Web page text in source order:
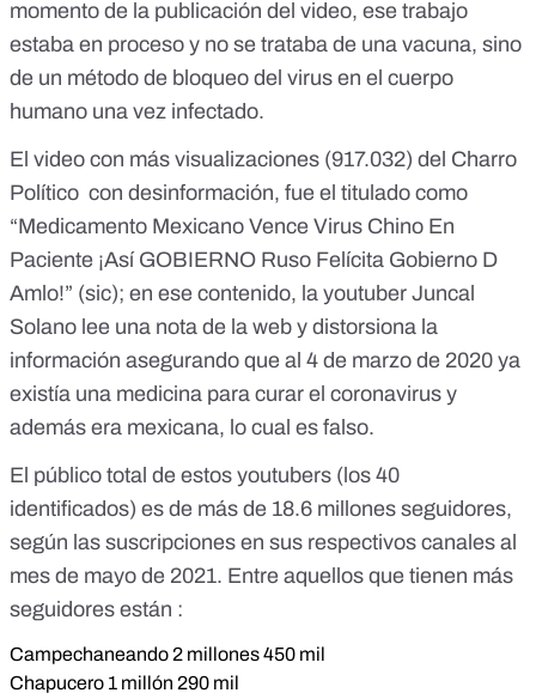
momento de la publicación del video, ese trabajo
estaba en proceso y no se trataba de una vacuna, sino
de un método de bloqueo del virus en el cuerpo
humano una vez infectado.
El video con más visualizaciones (917.032) del Charro
Político con desinformación, fue el titulado como
“Medicamento Mexicano Vence Virus Chino En
Paciente ¡Así GOBIERNO Ruso Felícita Gobierno D
Amlo!” (sic); en ese contenido, la youtuber Juncal
Solano lee una nota de la web y distorsiona la
información asegurando que al 4 de marzo de 2020 ya
existía una medicina para curar el coronavirus y
además era mexicana, lo cual es falso.
El público total de estos youtubers (los 40
identificados) es de más de 18.6 millones seguidores,
según las suscripciones en sus respectivos canales al
mes de mayo de 2021. Entre aquellos que tienen más
seguidores están :
Campechaneando 2 millones 450 mil
Chapucero 1 millón 290 mil